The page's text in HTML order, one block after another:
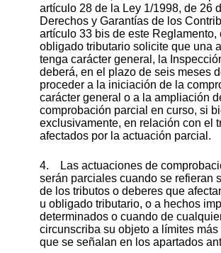
artículo 28 de la Ley 1/1998, de 26
Derechos y Garantías de los
artículo 33 bis de este Reglamento,
obligado tributario solicite que una
tenga carácter general, la
deberá, en el plazo de seis meses
proceder a la iniciación de la
carácter general o a la ampliación
comprobación parcial en curso, si
exclusivamente, en relación con el
afectados por la actuación parcial.
4. Las actuaciones de
serán parciales cuando se refieran
de los tributos o deberes que
u obligado tributario, o a hechos
determinados o cuando de
circunscriba su objeto a límites
que se señalan en los apartados